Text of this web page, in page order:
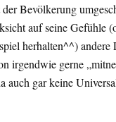
Bevölkerung
auf seine Gefühle
herhalten^^) andere
irgendwie gerne
auch gar keine